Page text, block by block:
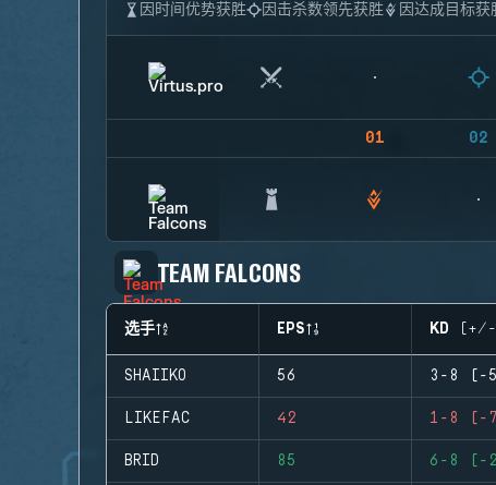
因时间优势获胜 因击杀数领先获胜 因达成目标获
01 02
TEAM FALCONS
选手 EPS KD (+/-)
SHAIIKO 56 3-8 (-
LIKEFAC 42 1-8 (-
BRID 85 6-8 (-